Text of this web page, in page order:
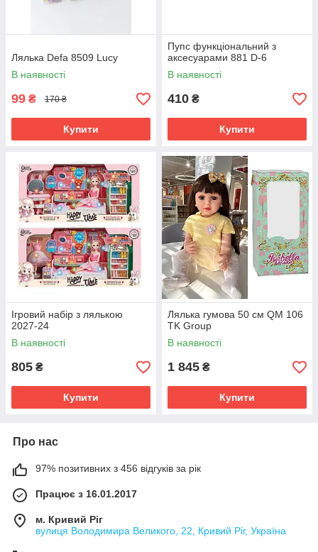
Лялька Defa 8509 Lucy
В наявності
99 ₴ 170 ₴
Купити
Пупс функціональний з
аксесуарами 881 D-6
В наявності
410 ₴
Купити
Ігровий набір з лялькою
2027-24
В наявності
805 ₴
Купити
Лялька гумова 50 см QM 106
TK Group
В наявності
1 845 ₴
Купити
Про нас
97% позитивних з 456 відгуків за рік
Працює з 16.01.2017
м. Кривий Ріг
вулиця Володимира Великого, 22, Кривий Ріг, Україна